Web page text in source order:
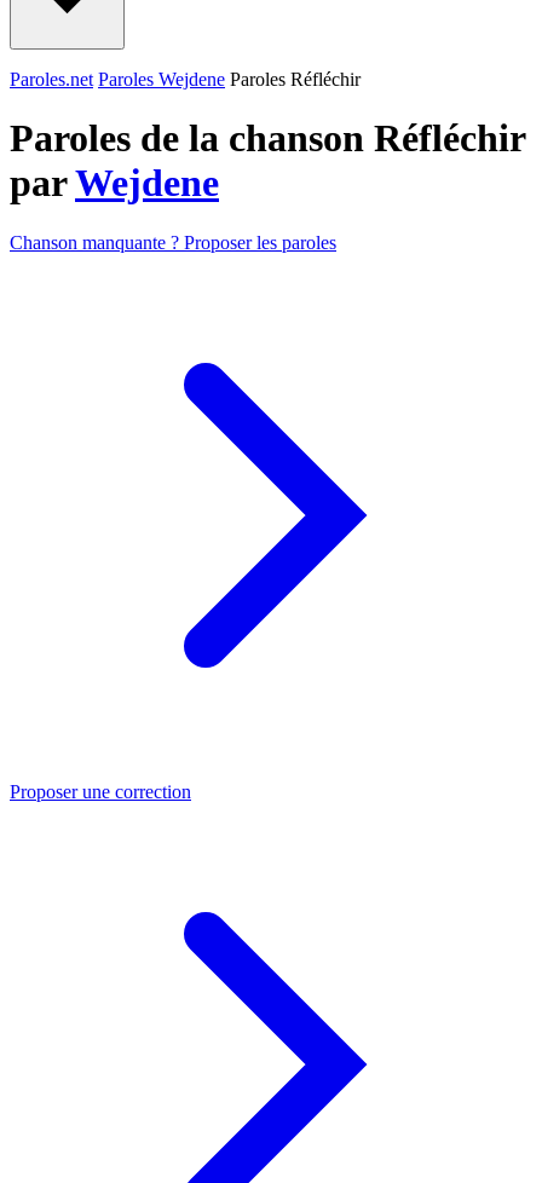
Paroles.net Paroles Wejdene Paroles Réfléchir
Paroles de la chanson Réfléchir
parWejdene
Chanson manquante ? Proposer les paroles
Proposer une correction